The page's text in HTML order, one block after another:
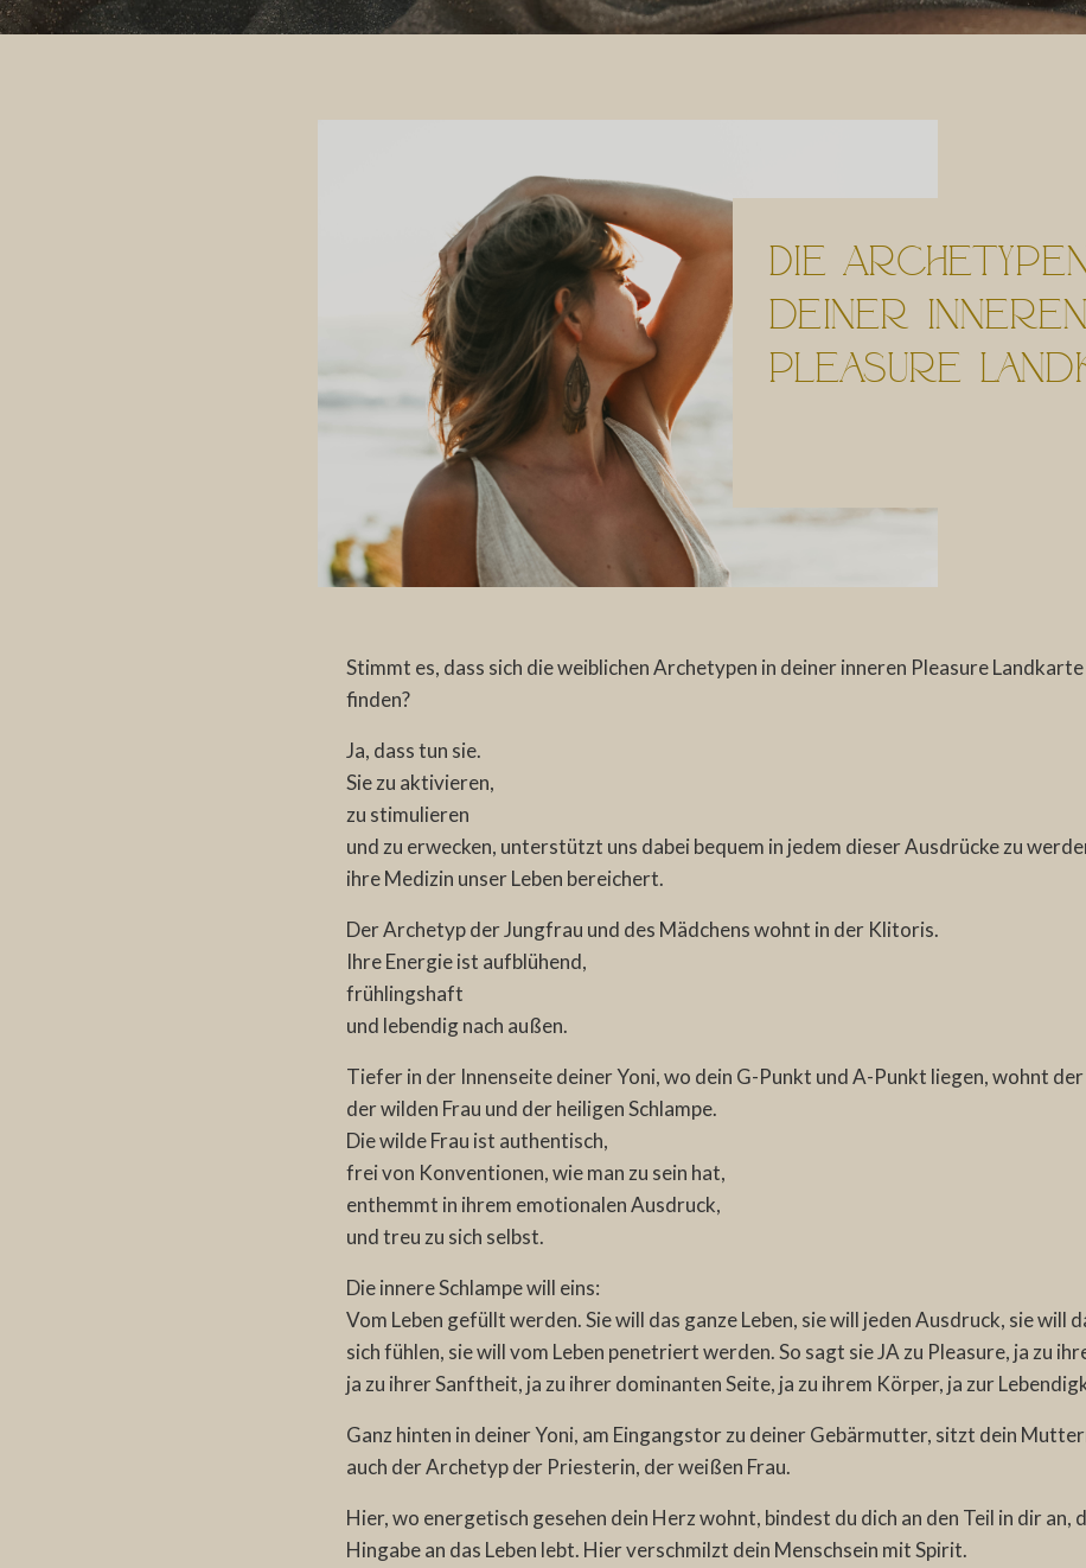
Die
deiner inneren
Pleasure
Stimmt es, dass sich die weiblichen Archetypen in deiner inneren Pleasure
finden?
Ja, dass tun sie.
Sie zu aktivieren,
zu stimulieren
und zu erwecken, unterstützt uns dabei bequem in jedem dieser Ausdrücke zu
ihre Medizin unser Leben bereichert.
Der Archetyp der Jungfrau und des Mädchens wohnt in der Klitoris.
Ihre Energie ist aufblühend,
frühlingshaft
und lebendig nach außen.
Tiefer in der Innenseite deiner Yoni, wo dein G-Punkt und A-Punkt liegen, wohnt
der wilden Frau und der heiligen Schlampe.
Die wilde Frau ist authentisch,
frei von Konventionen, wie man zu sein hat,
enthemmt in ihrem emotionalen Ausdruck,
und treu zu sich selbst.
Die innere Schlampe will eins:
Vom Leben gefüllt werden. Sie will das ganze Leben, sie will jeden Ausdruck, sie will
sich fühlen, sie will vom Leben penetriert werden. So sagt sie JA zu Pleasure, ja zu
ja zu ihrer Sanftheit, ja zu ihrer dominanten Seite, ja zu ihrem Körper, ja zur
Ganz hinten in deiner Yoni, am Eingangstor zu deiner Gebärmutter, sitzt dein
auch der Archetyp der Priesterin, der weißen Frau.
Hier, wo energetisch gesehen dein Herz wohnt, bindest du dich an den Teil in dir an,
Hingabe an das Leben lebt. Hier verschmilzt dein Menschsein mit Spirit.